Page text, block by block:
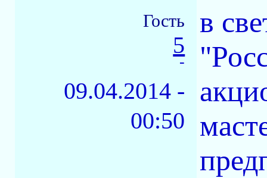
Гость
5
-
09.04.2014 -
00:50
в